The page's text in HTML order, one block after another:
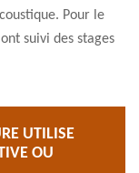
Pour le
suivi des stages
UTILISE
OU